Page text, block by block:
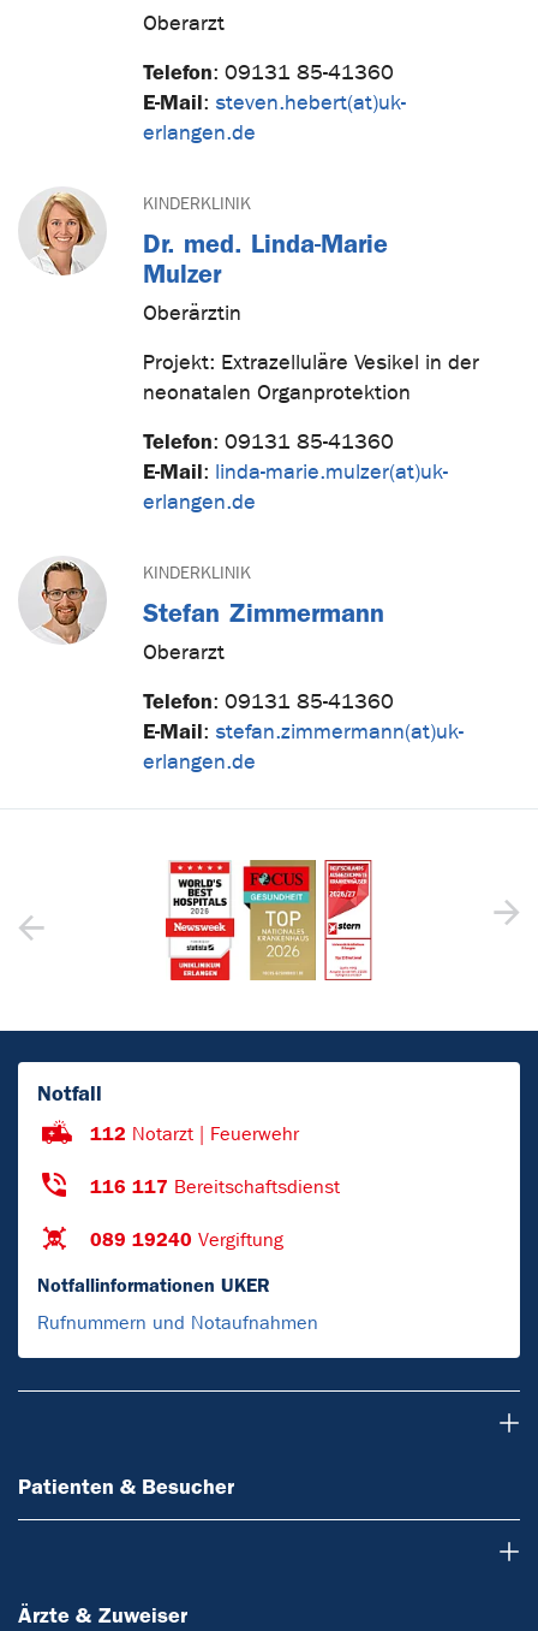
Oberarzt
Telefon: 09131 85-41360
E-Mail: steven.hebert(at)uk-
erlangen.de
KINDERKLINIK
Dr. med. Linda-Marie
Mulzer
Oberärztin
Projekt: Extrazelluläre Vesikel in der
neonatalen Organprotektion
Telefon: 09131 85-41360
E-Mail: linda-marie.mulzer(at)uk-
erlangen.de
KINDERKLINIK
Stefan Zimmermann
Oberarzt
Telefon: 09131 85-41360
E-Mail: stefan.zimmermann(at)uk-
erlangen.de
Notfall
112 Notarzt | Feuerwehr
116 117 Bereitschaftsdienst
089 19240 Vergiftung
Notfallinformationen UKER
Rufnummern und Notaufnahmen
Patienten & Besucher
Ärzte & Zuweiser